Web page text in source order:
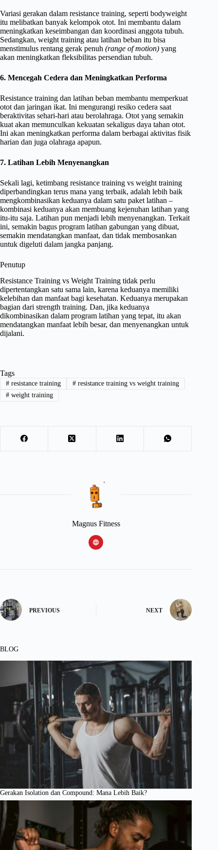
Variasi gerakan dalam resistance training, seperti bodyweight
itu melibatkan banyak kelompok otot. Ini membantu dalam
meningkatkan keseimbangan dan koordinasi anggota tubuh.
Sedangkan, weight training atau latihan beban itu bisa
menstimulus rentang gerak penuh (range of motion) yang
akan meningkatkan fleksibilitas persendian tubuh.
6. Mencegah Cedera dan Meningkatkan Performa
Resistance training dan latihan beban membantu memperkuat
otot dan jaringan ikat. Ini mengurangi resiko cedera saat
beraktivitas sehari-hari atau berolahraga. Otot yang semakin
kuat akan memunculkan kekuatan sekaligus daya tahan otot.
Ini akan meningkatkan performa dalam berbagai aktivitas fisik
harian dan juga olahraga apapun.
7. Latihan Lebih Menyenangkan
Sekali lagi, ketimbang resistance training vs weight training
diperbandingkan terus mana yang terbaik, adalah lebih baik
mengkombinasikan keduanya dalam satu paket latihan –
kombinasi keduanya akan membuang kejenuhan latihan yang
itu-itu saja. Latihan pun menjadi lebih menyenangkan. Terkait
ini, semakin bagus program latihan gabungan yang dibuat,
semakin mendatangkan manfaat, dan tidak membosankan
untuk digeluti dalam jangka panjang.
Penutup
Resistance Training vs Weight Training tidak perlu
dipertentangkan satu sama lain, karena keduanya memiliki
kelebihan dan manfaat bagi kesehatan. Keduanya merupakan
bagian dari strength training. Dan, jika keduanya
dikombinasikan dalam program latihan yang tepat, itu akan
mendatangkan manfaat lebih besar, dan menyenangkan untuk
dijalani.
Tags
#resistance training #resistance training vs weight training
#weight training
Magnus Fitness
PREVIOUS NEXT
BLOG
Gerakan Isolation dan Compound: Mana Lebih Baik?